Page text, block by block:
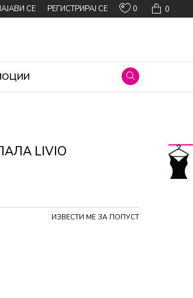
0
0
СЕ РЕГИСТРИРАЈ СЕ
LIVIO
ИЗВЕСТИ МЕ ЗА ПОПУСТ